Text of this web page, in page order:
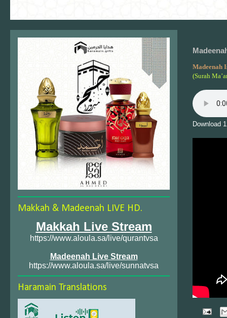
Madeenah
(Surah
Download
Makkah & Madeenah LIVE HD.
Makkah Live Stream
https://www.aloula.sa/live/qurantvsa
Madeenah Live Stream
https://www.aloula.sa/live/sunnatvsa
Haramain Translations